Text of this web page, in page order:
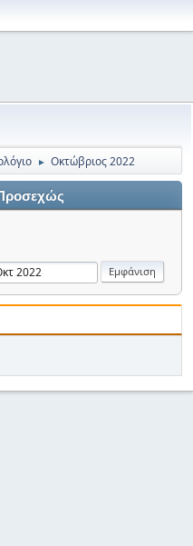
► Οκτώβριος 2022